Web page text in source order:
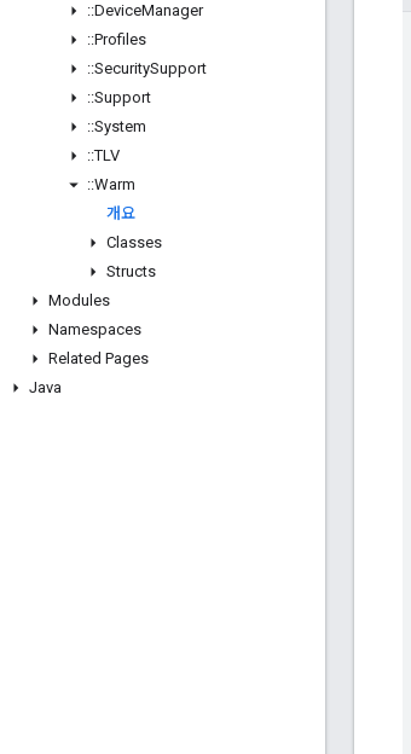
::DeviceManager
::Profiles
::SecuritySupport
::Support
::System
::TLV
::Warm
개요
Classes
Structs
Modules
Namespaces
Related Pages
Java